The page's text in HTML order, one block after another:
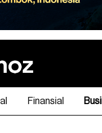
Finansial